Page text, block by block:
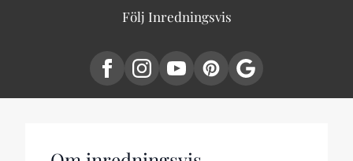
Följ Inredningsvis